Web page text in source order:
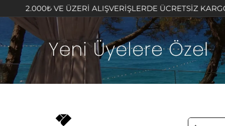
ÜZERİ ALIŞVERİŞLERDE ÜCRETSİZ KARGO FIRSATINI